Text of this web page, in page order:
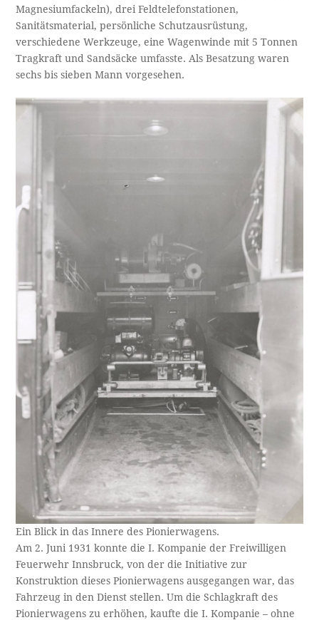
Magnesiumfackeln), drei Feldtelefonstationen,
Sanitätsmaterial, persönliche Schutzausrüstung,
verschiedene Werkzeuge, eine Wagenwinde mit 5 Tonnen
Tragkraft und Sandsäcke umfasste. Als Besatzung waren
sechs bis sieben Mann vorgesehen.
Ein Blick in das Innere des Pionierwagens.
Am 2. Juni 1931 konnte die I. Kompanie der Freiwilligen
Feuerwehr Innsbruck, von der die Initiative zur
Konstruktion dieses Pionierwagens ausgegangen war, das
Fahrzeug in den Dienst stellen. Um die Schlagkraft des
Pionierwagens zu erhöhen, kaufte die I. Kompanie – ohne